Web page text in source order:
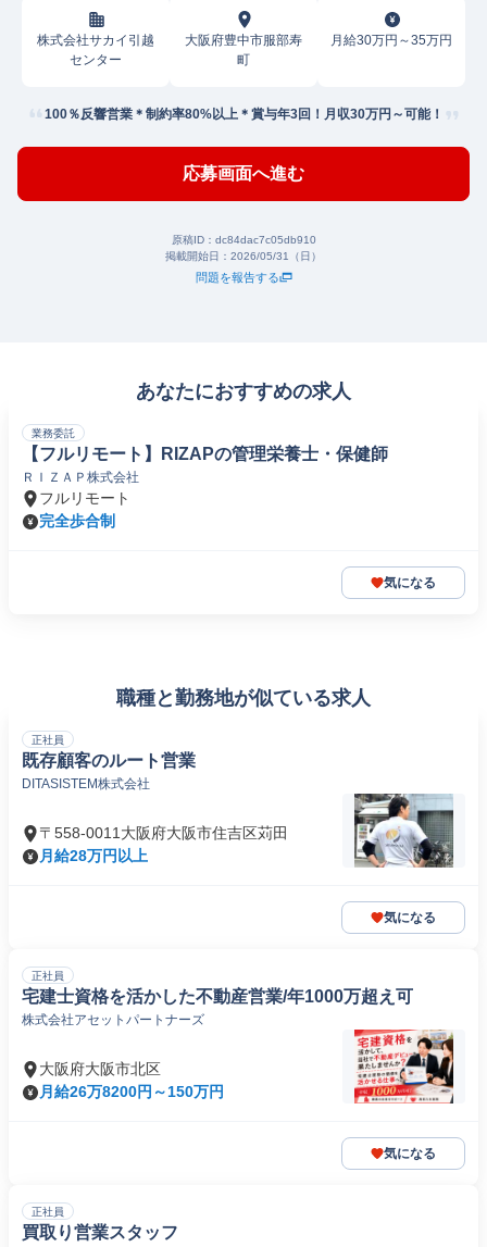
株式会社サカイ引越
センター
大阪府豊中市服部寿
町
月給30万円～35万円
100％反響営業＊制約率80%以上＊賞与年3回！月収30万円～可能！
応募画面へ進む
原稿ID： dc84dac7c05db910
掲載開始日： 2026/05/31（日）
問題を報告する
あなたにおすすめの求人
業務委託
【フルリモート】RIZAPの管理栄養士・保健師
ＲＩＺＡＰ株式会社
フルリモート
完全歩合制
気になる
職種と勤務地が似ている求人
正社員
既存顧客のルート営業
DITASISTEM株式会社
〒558-0011大阪府大阪市住吉区苅田
月給28万円以上
気になる
正社員
宅建士資格を活かした不動産営業/年1000万超え可
株式会社アセットパートナーズ
大阪府大阪市北区
月給26万8200円～150万円
気になる
正社員
買取り営業スタッフ